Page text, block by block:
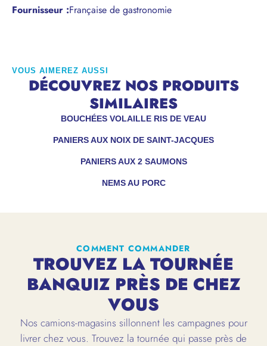
Fournisseur :Française de gastronomie
VOUS AIMEREZ AUSSI
DÉCOUVREZ NOS PRODUITS
SIMILAIRES
NEMS AU PORC
PANIERS AUX NOIX DE SAINT-JACQUES
PANIERS AUX 2 SAUMONS
BOUCHÉES VOLAILLE RIS DE VEAU
COMMENT COMMANDER
TROUVEZ LA TOURNÉE
BANQUIZ PRÈS DE CHEZ
VOUS
Nos camions-magasins sillonnent les campagnes pour
livrer chez vous. Trouvez la tournée qui passe près de